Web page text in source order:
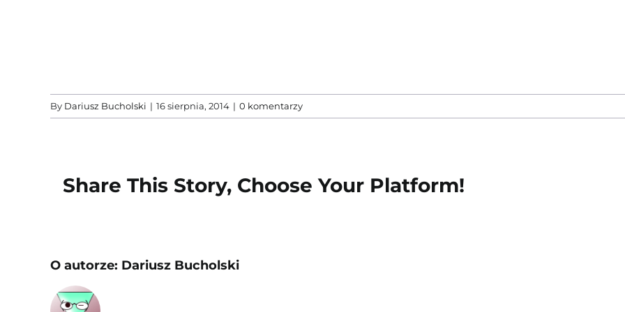
By Dariusz Bucholski | 16 sierpnia, 2014 | 0 komentarzy
Share This Story, Choose Your Platform!
O autorze: Dariusz Bucholski